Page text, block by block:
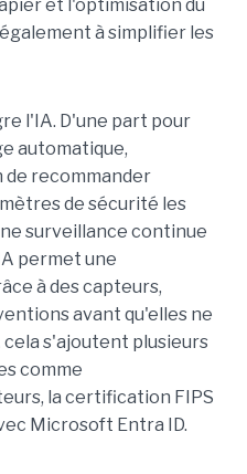
et l'optimisation du
à simplifier les
l'IA. D'une part pour
automatique,
de recommander
de sécurité les
surveillance continue
permet une
à des capteurs,
avant qu'elles ne
s'ajoutent plusieurs
comme
la certification FIPS
Microsoft Entra ID.